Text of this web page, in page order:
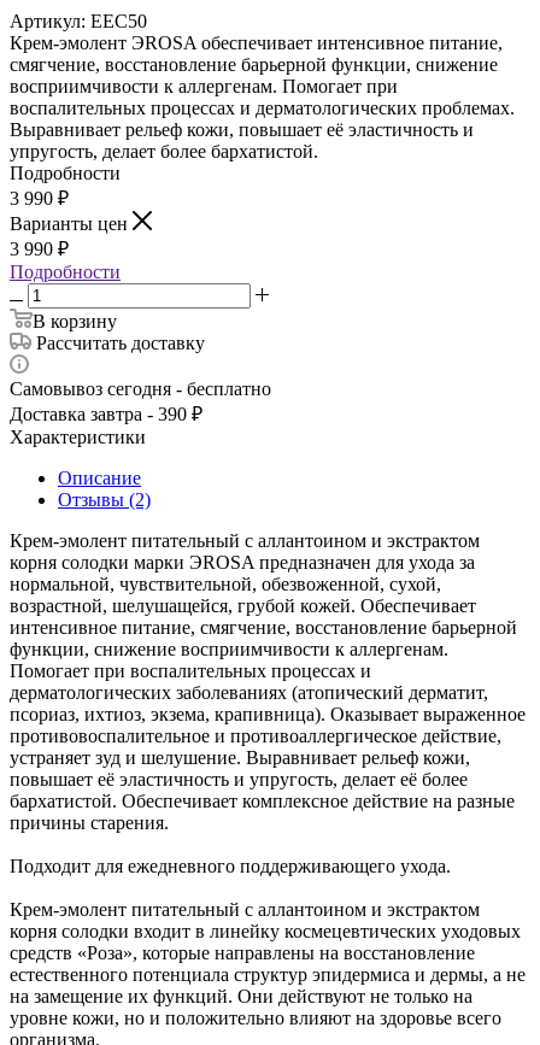
Артикул: EEC50
Крем-эмолент ЭROSA обеспечивает интенсивное питание,
смягчение, восстановление барьерной функции, снижение
восприимчивости к аллергенам. Помогает при
воспалительных процессах и дерматологических проблемах.
Выравнивает рельеф кожи, повышает её эластичность и
упругость, делает более бархатистой.
Подробности
3 990 ₽
Варианты цен
3 990 ₽
Подробности
В корзину
Рассчитать доставку
Самовывоз сегодня - бесплатно
Доставка завтра - 390 ₽
Характеристики
Описание
Отзывы (2)
Крем-эмолент питательный с аллантоином и экстрактом
корня солодки марки ЭROSA предназначен для ухода за
нормальной, чувствительной, обезвоженной, сухой,
возрастной, шелушащейся, грубой кожей. Обеспечивает
интенсивное питание, смягчение, восстановление барьерной
функции, снижение восприимчивости к аллергенам.
Помогает при воспалительных процессах и
дерматологических заболеваниях (атопический дерматит,
псориаз, ихтиоз, экзема, крапивница). Оказывает выраженное
противовоспалительное и противоаллергическое действие,
устраняет зуд и шелушение. Выравнивает рельеф кожи,
повышает её эластичность и упругость, делает её более
бархатистой. Обеспечивает комплексное действие на разные
причины старения.
Подходит для ежедневного поддерживающего ухода.
Крем-эмолент питательный с аллантоином и экстрактом
корня солодки входит в линейку космецевтических уходовых
средств «Роза», которые направлены на восстановление
естественного потенциала структур эпидермиса и дермы, а не
на замещение их функций. Они действуют не только на
уровне кожи, но и положительно влияют на здоровье всего
организма.